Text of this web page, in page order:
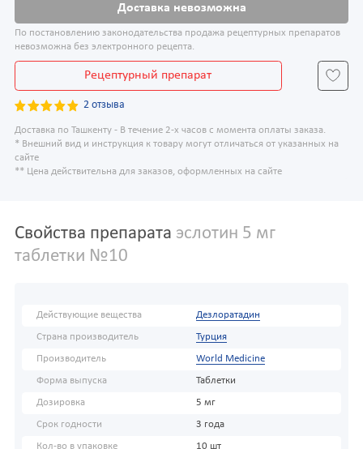
Доставка невозможна
По постановлению законодательства продажа рецептурных препаратов
невозможна без электронного рецепта.
Рецептурный препарат
2 отзыва
Доставка по Ташкенту - В течение 2-х часов с момента оплаты заказа.
* Внешний вид и инструкция к товару могут отличаться от указанных на
сайте
** Цена действительна для заказов, оформленных на сайте
Свойства препарата эслотин 5 мг
таблетки №10
Действующие вещества Дезлоратадин
Страна производитель Турция
Производитель World Medicine
Форма выпуска Таблетки
Дозировка 5 мг
Срок годности 3 года
Кол-во в упаковке 10 шт